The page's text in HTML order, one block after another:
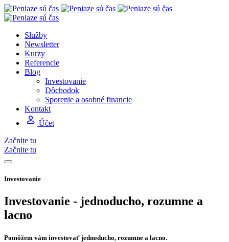
Služby
Newsletter
Kurzy
Referencie
Blog
Investovanie
Dôchodok
Sporenie a osobné financie
Kontakt
Účet
Začnite tu
Začnite tu
Investovanie
Investovanie - jednoducho, rozumne a
lacno
Pomôžem vám investovať jednoducho, rozumne a lacno.